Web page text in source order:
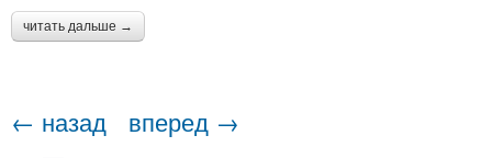
читать дальше →
← назад вперед →